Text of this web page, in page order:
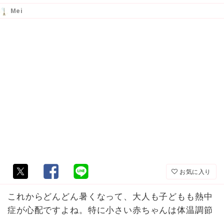
Mei
お気に入り
これからどんどん暑くなって、大人も子どもも熱中
症が心配ですよね。特に小さい赤ちゃんは体温調節